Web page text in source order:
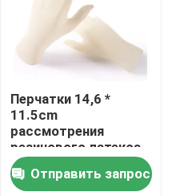
Перчатки 14,6 *
11.5cm
рассмотрения
резинового латекса
стерильные
устранимые для
Отправить запрос